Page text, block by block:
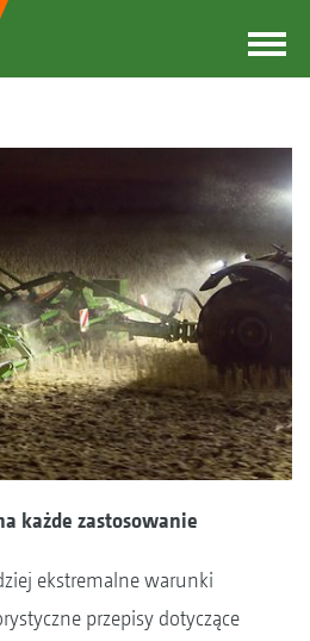
każde zastosowanie
ekstremalne warunki
przepisy dotyczące